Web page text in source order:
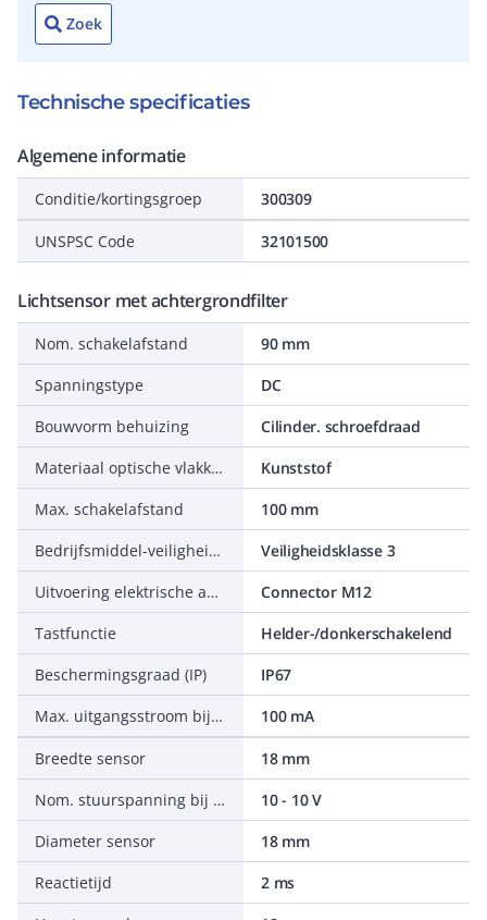
Zoek
Technische specificaties
Algemene informatie
Conditie/kortingsgroep 300309
UNSPSC Code 32101500
Lichtsensor met achtergrondfilter
Nom. schakelafstand
90 mm
Spanningstype
DC
Bouwvorm behuizing
Cilinder. schroefdraad
Materiaal optische vlakken
Kunststof
Max. schakelafstand
100 mm
Bedrijfsmiddel-veiligheidsklasse
Veiligheidsklasse 3
Uitvoering elektrische aansluiting
Connector M12
Tastfunctie
Helder-/donkerschakelend
Beschermingsgraad (IP)
IP67
Max. uitgangsstroom bij beveiligde uitgang
100 mA
Breedte sensor
18 mm
Nom. stuurspanning bij AC 50 Hz
10 - 10 V
Diameter sensor
18 mm
Reactietijd
2 ms